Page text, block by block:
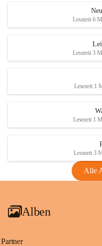
S
und den daraus folgenden
Maßnahmen zur
Rebe und der
Anhang VBl. EU Nr. 18
1 Seite•1,4 MB
VBl. EU Nr. 18_2026
Lesezeit 6
Lesezeit 3
Lesezeit 1
Lesezeit 1
Lesezeit 3
Alle
Alben
Partner